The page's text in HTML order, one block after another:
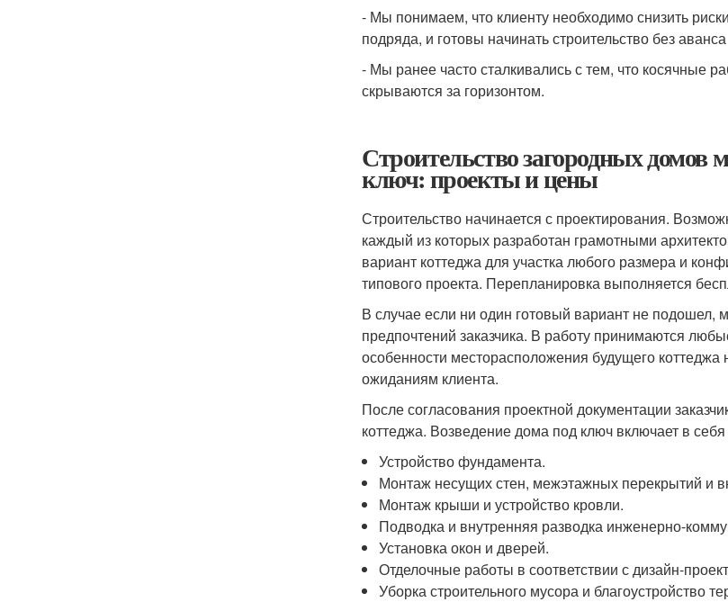
- Мы понимаем, что клиенту необходимо снизить
подряда, и готовы начинать строительство без аванса
- Мы ранее часто сталкивались с тем, что косячные
скрываются за горизонтом.
Строительство загородных домов
ключ: проекты и цены
Строительство начинается с проектирования.
каждый из которых разработан грамотными
вариант коттеджа для участка любого размера и
типового проекта. Перепланировка выполняется
В случае если ни один готовый вариант не подошел,
предпочтений заказчика. В работу принимаются
особенности месторасположения будущего
ожиданиям клиента.
После согласования проектной документации
коттеджа. Возведение дома под ключ включает в
Устройство фундамента.
Монтаж несущих стен, межэтажных перекрытий и
Монтаж крыши и устройство кровли.
Подводка и внутренняя разводка инженерно-
Установка окон и дверей.
Отделочные работы в соответствии с дизайн-
Уборка строительного мусора и благоустройство